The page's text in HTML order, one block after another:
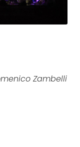
Zambelli